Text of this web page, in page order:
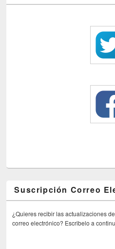
Suscripción Correo
¿Quieres recibir las actualizaciones
correo electrónico? Escribelo a